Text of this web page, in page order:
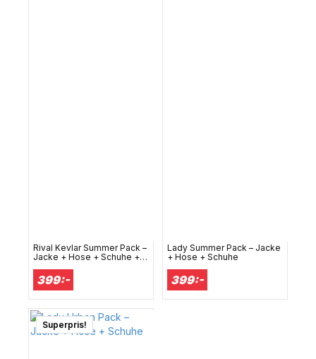
Rival Kevlar Summer Pack –
Jacke + Hose + Schuhe +
399:-
Lady Summer Pack – Jacke
+ Hose + Schuhe
399:-
Superpris!